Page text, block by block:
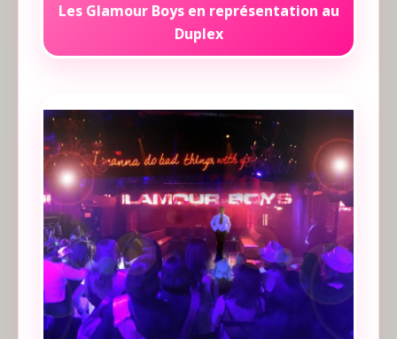
Les Glamour Boys en représentation au
Duplex